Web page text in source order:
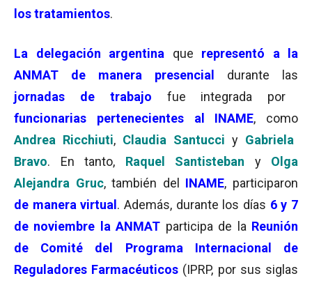
los tratamientos.
La delegación argentina que representó a la
ANMAT de manera presencial
durante las
jornadas de trabajo
fue integrada por
funcionarias pertenecientes al INAME, como
Andrea Ricchiuti, Claudia Santucci y Gabriela
Bravo. En tanto, Raquel Santisteban y Olga
Alejandra Gruc, también del INAME, participaron
de manera virtual . Además, durante los días 6 y 7
de noviembre la ANMAT participa de la Reunión
de Comité del
Programa Internacional de
Reguladores Farmacéuticos (IPRP, por sus siglas